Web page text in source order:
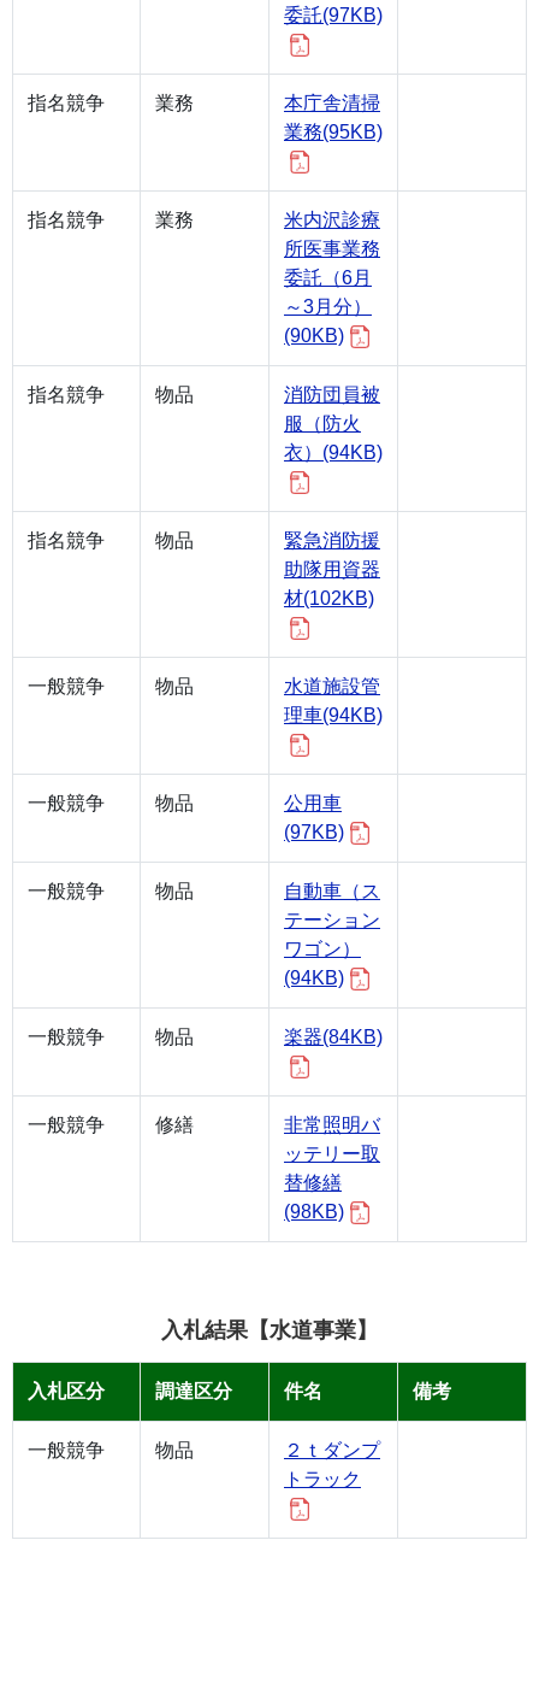
委託(97KB)
指名競争 業務
本庁舎清掃
業務(95KB)
指名競争 業務
米内沢診療
所医事業務
委託（6月
～3月分）
(90KB)
指名競争 物品
消防団員被
服（防火
衣）(94KB)
指名競争 物品
緊急消防援
助隊用資器
材(102KB)
一般競争 物品
水道施設管
理車(94KB)
一般競争 物品
公用車
(97KB)
一般競争 物品
自動車（ス
テーション
ワゴン）
(94KB)
一般競争 物品 楽器(84KB)
一般競争 修繕
非常照明バ
ッテリー取
替修繕
(98KB)
入札結果【水道事業】
入札区分 調達区分 件名 備考
一般競争 物品
２ｔダンプ
トラック